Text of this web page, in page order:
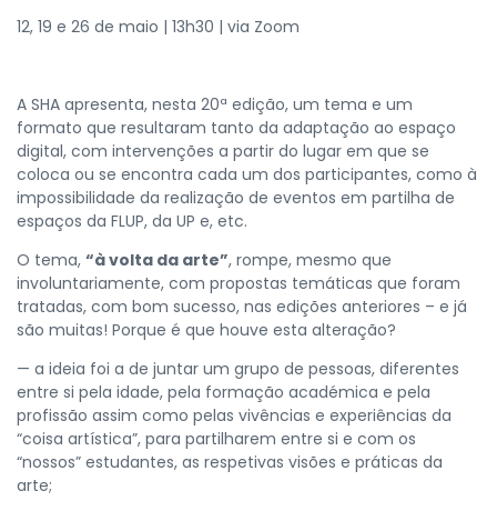
12, 19 e 26 de maio | 13h30 | via Zoom
A SHA apresenta, nesta 20ª edição, um tema e um
formato que resultaram tanto da adaptação ao espaço
digital, com intervenções a partir do lugar em que se
coloca ou se encontra cada um dos participantes, como à
impossibilidade da realização de eventos em partilha de
espaços da FLUP, da UP e, etc.
O tema, “à volta da arte”, rompe, mesmo que
involuntariamente, com propostas temáticas que foram
tratadas, com bom sucesso, nas edições anteriores – e já
são muitas! Porque é que houve esta alteração?
— a ideia foi a de juntar um grupo de pessoas, diferentes
entre si pela idade, pela formação académica e pela
profissão assim como pelas vivências e experiências da
“coisa artística”, para partilharem entre si e com os
“nossos” estudantes, as respetivas visões e práticas da
arte;